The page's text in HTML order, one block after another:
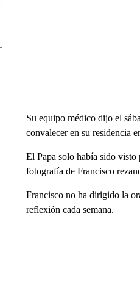
Su equipo médico dijo el
convalecer en su residencia
El Papa solo había sido visto
fotografía de Francisco
Francisco no ha dirigido la
reflexión cada semana.